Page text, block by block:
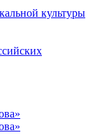
культуры